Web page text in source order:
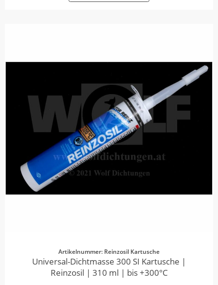
Artikelnummer: Reinzosil Kartusche
Universal-Dichtmasse 300 SI Kartusche |
Reinzosil | 310 ml | bis +300°C